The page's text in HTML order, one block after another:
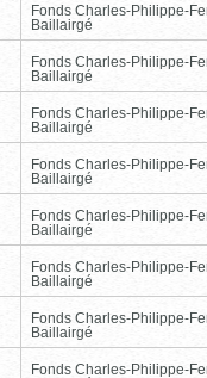
Fonds Charles-Philippe-
Baillairgé
Fonds Charles-Philippe-
Baillairgé
Fonds Charles-Philippe-
Baillairgé
Fonds Charles-Philippe-
Baillairgé
Fonds Charles-Philippe-
Baillairgé
Fonds Charles-Philippe-
Baillairgé
Fonds Charles-Philippe-
Baillairgé
Fonds Charles-Philippe-